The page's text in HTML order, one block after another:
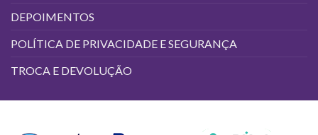
DEPOIMENTOS
POLÍTICA DE PRIVACIDADE E SEGURANÇA
TROCA E DEVOLUÇÃO